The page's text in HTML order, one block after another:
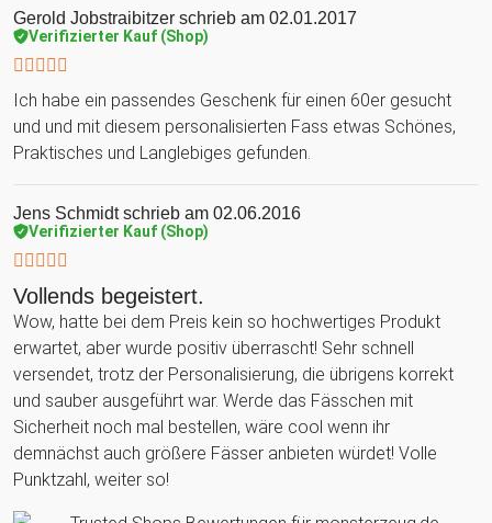
Gerold Jobstraibitzer schrieb am 02.01.2017
Verifizierter Kauf (Shop)
Ich habe ein passendes Geschenk für einen 60er gesucht
und und mit diesem personalisierten Fass etwas Schönes,
Praktisches und Langlebiges gefunden.
Jens Schmidtschrieb am 02.06.2016
Verifizierter Kauf (Shop)
Vollends begeistert.
Wow, hatte bei dem Preis kein so hochwertiges Produkt
erwartet, aber wurde positiv überrascht! Sehr schnell
versendet, trotz der Personalisierung, die übrigens korrekt
und sauber ausgeführt war. Werde das Fässchen mit
Sicherheit noch mal bestellen, wäre cool wenn ihr
demnächst auch größere Fässer anbieten würdet! Volle
Punktzahl, weiter so!